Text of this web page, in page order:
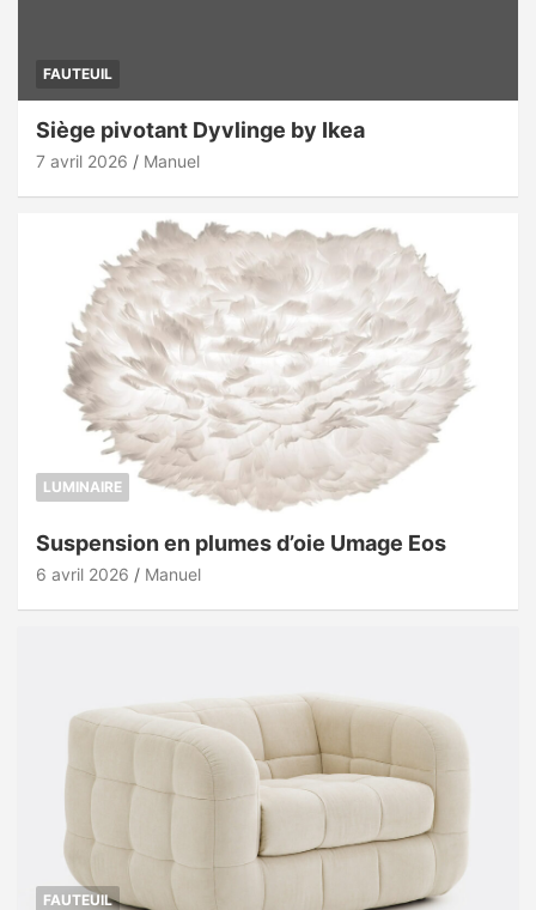
FAUTEUIL
Siège pivotant Dyvlinge by Ikea
7 avril 2026 Manuel
LUMINAIRE
Suspension en plumes d’oie Umage Eos
6 avril 2026 Manuel
FAUTEUIL